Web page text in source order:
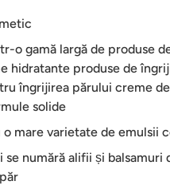
o gamă largă de produse
hidratante produse de
îngrijirea părului creme
solide
mare varietate de emulsii
numără alifii și balsamuri